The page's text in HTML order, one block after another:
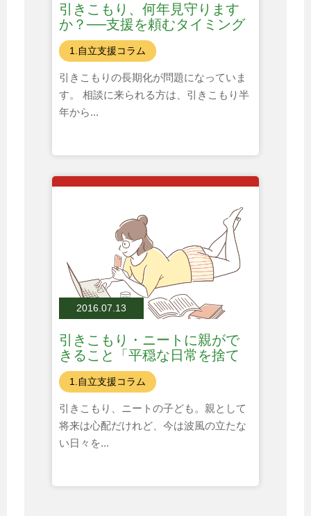
引きこもり、何年見守ります
か？──支援を頼むタイミング
とは
1.自立支援コラム
引きこもりの長期化が問題になっていま
す。 相談に来られる方は、引きこもり半
年から...
2016.07.13
引きこもり・ニートに親がで
きること「平穏な日常を捨て
る？」
1.自立支援コラム
引きこもり、ニートの子ども。親として
将来は心配だけれど、今は波風の立たな
い日々を...